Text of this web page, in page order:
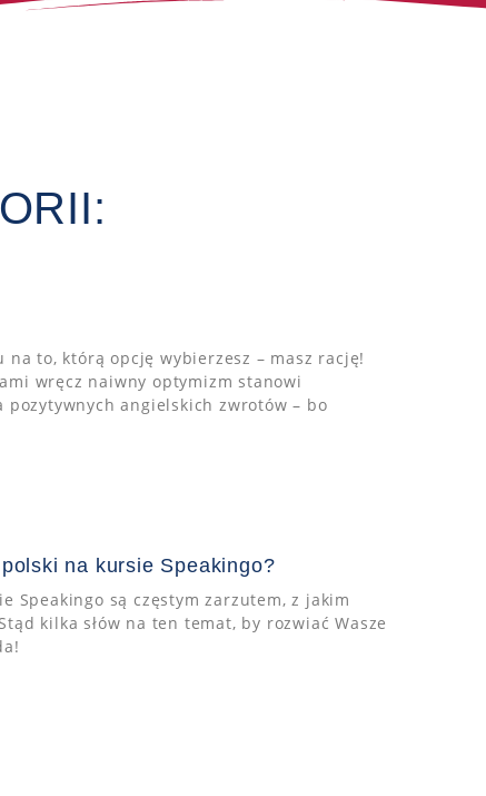
na to, którą opcję wybierzesz – masz rację!
wręcz naiwny optymizm stanowi
angielskich zwrotów – bo
na kursie Speakingo?
Speakingo są częstym zarzutem, z jakim
kilka słów na ten temat, by rozwiać Wasze